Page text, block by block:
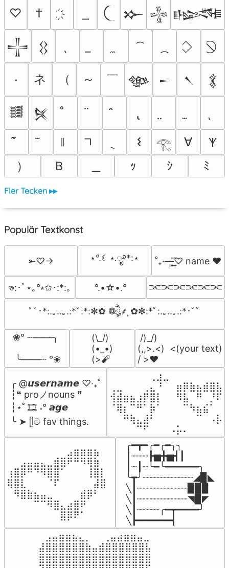
♡ † 𒁍 𒈔 𒈙
𒋲 𒌐
٠ ネ （ ～ ￣ 𒀲 𒀸 𒀹 𒃽
𒌃
𒍮
𐌔
𓂀 ∀
𐊵
）
Ｂ ｯ ｼ ﾐ
Fler Tecken ▸▸
Populär Textkonst
⤜♡→ ⋆°.☾⋆.ೃ࿔*:⋆ ˚₊·—̳͟͞͞♡ name ♥️
𖦹:･ﾟ⋆｡°⭒✩･:*:｡ °.•☆•.° ⫘⫘⫘⫘⫘⫘
ﾟﾟ･*:.｡..｡.:*ﾟ:*:✼✿ ❁ཻུ۪۪⸙͎ ✿✼:*ﾟ:.｡..｡.:*･ﾟﾟ
❀° ┄───╮
╰───┄ °❀
(\_/)
(•_•)
(>🧨
/)_/)
(,,>.<)  <(your text)
/ >❤️
╭ @𝙪𝙨𝙚𝙧𝙣𝙖𝙢𝙚 ♡‧₊˚
┆❝ proノnouns ❞
┆⋆˚ 🎞️ ˖° 𝙖𝙜𝙚
╰ ➤ ᥫට fav things.
⠀⠀⠀⠀⠀⠀⢀⣰⣀⠀⠀⠀⠀⠀⠀⠀⠀
⢀⣀⠀⠀⠀⢀⣄⠘⠀⠀⣶⡿⣷⣦⣾⣿⣧
⢺⣾⣶⣦⣰⡟⣿⡇⠀⠀⠻⣧⠀⠛⠀⡘⠏
⠈⢿⡆⠉⠛⠁⡷⠁⠀⠀⠀⠉⠳⣦⣮⠁⠀
⠀⠀⠛⢷⣄⣼⠃⠀⠀⠀⠀⠀⠀⠉⠀⠠⡧
⠀⠀⠀⠀⠉⠋⠀⠀⠀⠠⡥⠄⠀⠀⠀⠀⠀
⠀⠀⠀⠀⠀⠀⠀⠀⠀⣠⣶⣶⣶⣦⠀⠀
⠀⠀⣠⣤⣤⣄⣀⣾⣿⠟⠛⠻⢿⣷⠀
⢰⣿⡿⠛⠙⠻⣿⣿⠁⠀⠀⠀⢸⣿⡇
⢿⣿⣇⠀⠀⠀⠈⠏⠀⠀⠀⠀⠀⣼⣿⠀
⠀⠻⣿⣷⣦⣤⣀⠀⠀⠀⠀⣾⡿⠃⠀
⠀⠀⠀⠀⠉⠉⠻⣿⣄⣴⣿⠟⠀⠀⠀
⠀⠀⠀⠀⠀⠀⠀⠀⣿⡿⠟⠁⠀⠀⠀⠀
╭━┳━╭━╭━╮╮
┃┈┈┈┣▅╋▅┫┃
┃┈┃┈╰━╰━━━━━━╮
╰┳╯┈┈┈┈┈┈┈┈┈◢▉◣
╲┃┈┈┈┈┈┈┈┈┈▉▉▉
╲┃┈┈┈┈┈┈┈┈┈◥▉◤
╲┃┈┈┈┈╭━┳━━━━╯
╲┣━━━━━━┫﻿
⠀⣠⣤⣶⣶⣦⣄⡀  ⠀⢀⣤⣴⣶⣶⣤⣀⠀
⣼⣿⣿⣿⣿⣿⣿⣷⣤⣾⣿⣿⣿⣿⣿⣿⣧
⣿⣿⣿⣿⣿⣿⣿⣿⣿⣿⣿⣿⣿⣿⣿⣿⣿